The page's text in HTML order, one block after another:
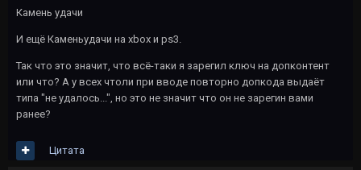
Камень удачи
И ещё Каменьудачи на xbox и ps3.
Так что это значит, что всё-таки я зарегил ключ на допконтент
или что? А у всех чтоли при вводе повторно допкода выдаёт
типа "не удалось...", но это не значит что он не зарегин вами
ранее?
Цитата